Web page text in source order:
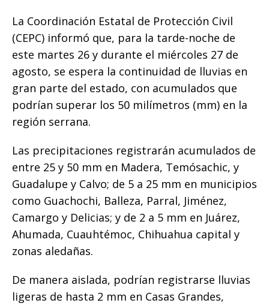
e
b
o
o
k
te
r
l s
A
p
p
y
Li
n
k
e
n
g
e
r
g
ra
m
p
ar
ti
r
La Coordinación Estatal de Protección Civil
(CEPC) informó que, para la tarde-noche de
este martes 26 y durante el miércoles 27 de
agosto, se espera la continuidad de lluvias en
gran parte del estado, con acumulados que
podrían superar los 50 milímetros (mm) en la
región serrana.
Las precipitaciones registrarán acumulados de
entre 25 y 50 mm en Madera, Temósachic, y
Guadalupe y Calvo; de 5 a 25 mm en municipios
como Guachochi, Balleza, Parral, Jiménez,
Camargo y Delicias; y de 2 a 5 mm en Juárez,
Ahumada, Cuauhtémoc, Chihuahua capital y
zonas aledañas.
De manera aislada, podrían registrarse lluvias
ligeras de hasta 2 mm en Casas Grandes,